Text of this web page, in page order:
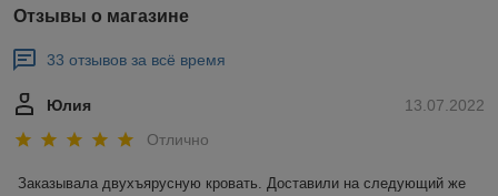
Отзывы о магазине
33 отзывов за всё время
13.07.2022
Юлия
Отлично
Заказывала двухъярусную кровать. Доставили на следующий же